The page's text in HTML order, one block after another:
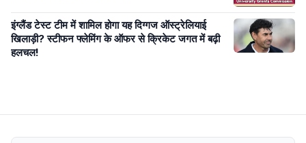
इंग्लैंड टेस्ट टीम में शामिल होगा यह दिग्गज ऑस्ट्रेलियाई
खिलाड़ी? स्टीफन फ्लेमिंग के ऑफर से क्रिकेट जगत में बढ़ी
हलचल!